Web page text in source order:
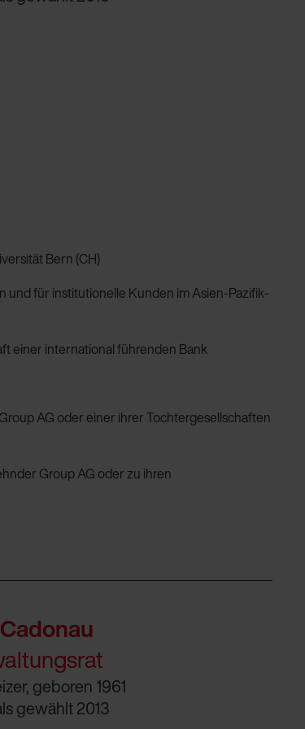
Bern (CH)
und für institutionelle Kunden im Asien-Pazifik-
einer international führenden Bank
AG oder einer ihrer Tochtergesellschaften
Group AG oder zu ihren
geboren 1961
gewählt 2013